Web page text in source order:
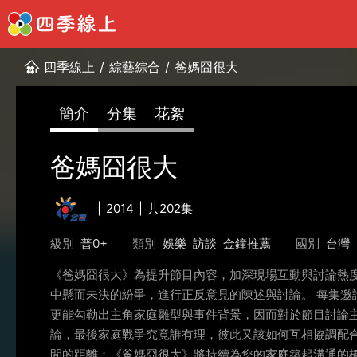
四季線上 / 綜藝綜合 / 爸媽囧很大
簡介 分集 花絮
爸媽囧很大
2014 共202集
級別 普0+ 類別 娛樂 訪談 金鐘推薦 國別 台灣
《爸媽囧很大》為提升節目內容，加深現場互動與討論
中懸而未決的紛爭，進行正反意見的陳述與討論。 每集
更能勾勒出主角家庭雛型與事件背景，因而對於節目討
論，最後家庭戰爭究竟誰有理，彼此又該如何互相協調